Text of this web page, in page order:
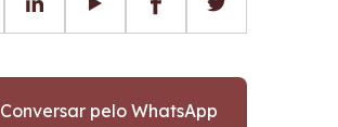
Conversar pelo WhatsApp